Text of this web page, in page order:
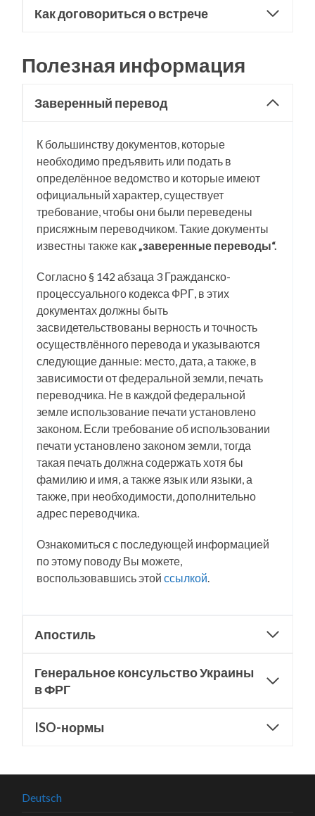
Как договориться о встрече
Полезная информация
Заверенный перевод
К большинству документов, которые
необходимо предъявить или подать в
определённое ведомство и которые имеют
официальный характер, существует
требование, чтобы они были переведены
присяжным переводчиком. Такие документы
известны также как„заверенные переводы“.
Согласно § 142 абзаца 3 Гражданско-
процессуального кодекса ФРГ, в этих
документах должны быть
засвидетельствованы верность и точность
осуществлённого перевода и указываются
следующие данные: место, дата, а также, в
зависимости от федеральной земли, печать
переводчика. Не в каждой федеральной
земле использование печати установлено
законом. Если требование об использовании
печати установлено законом земли, тогда
такая печать должна содержать хотя бы
фамилию и имя, а также язык или языки, а
также, при необходимости, дополнительно
адрес переводчика.
Ознакомиться с последующей информацией
по этому поводу Вы можете,
воспользовавшись этойссылкой.
Апостиль
Генеральное консульство Украины
в ФРГ
ISO-нормы
Deutsch